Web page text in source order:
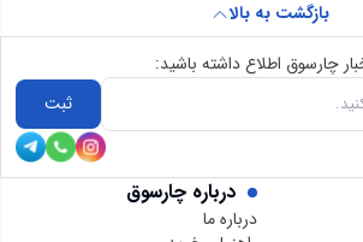
درباره چارسوق
درباره ما
بازگشت به بالا
چارسوق اطلاع داشته باشید:
ثبت